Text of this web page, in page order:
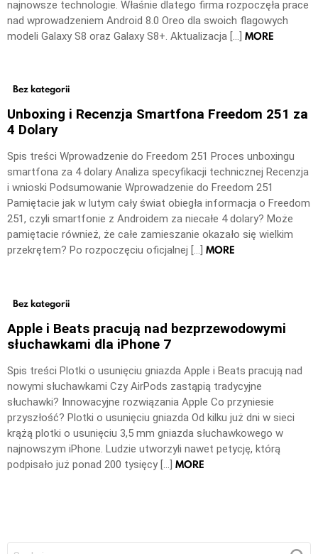
najnowsze technologie. Właśnie dlatego firma rozpoczęła prace
nad wprowadzeniem Android 8.0 Oreo dla swoich flagowych
modeli Galaxy S8 oraz Galaxy S8+. Aktualizacja […] MORE
Bez kategorii
Unboxing i Recenzja Smartfona Freedom 251 za
4 Dolary
Spis treści Wprowadzenie do Freedom 251 Proces unboxingu
smartfona za 4 dolary Analiza specyfikacji technicznej Recenzja
i wnioski Podsumowanie Wprowadzenie do Freedom 251
Pamiętacie jak w lutym cały świat obiegła informacja o Freedom
251, czyli smartfonie z Androidem za niecałe 4 dolary? Może
pamiętacie również, że całe zamieszanie okazało się wielkim
przekrętem? Po rozpoczęciu oficjalnej […] MORE
Bez kategorii
Apple i Beats pracują nad bezprzewodowymi
słuchawkami dla iPhone 7
Spis treści Plotki o usunięciu gniazda Apple i Beats pracują nad
nowymi słuchawkami Czy AirPods zastąpią tradycyjne
słuchawki? Innowacyjne rozwiązania Apple Co przyniesie
przyszłość? Plotki o usunięciu gniazda Od kilku już dni w sieci
krążą plotki o usunięciu 3,5 mm gniazda słuchawkowego w
najnowszym iPhone. Ludzie utworzyli nawet petycję, którą
podpisało już ponad 200 tysięcy […] MORE
Szukaj: